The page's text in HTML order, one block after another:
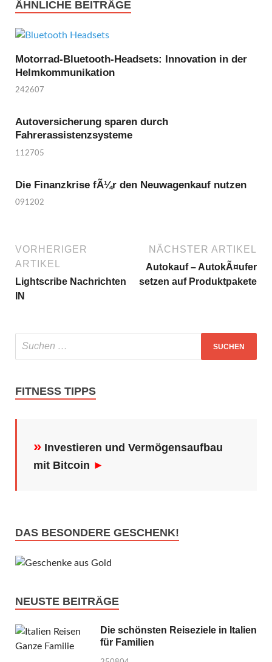
ÄHNLICHE BEITRÄGE
Motorrad-Bluetooth-Headsets: Innovation in der
Helmkommunikation
242607
Autoversicherung sparen durch
Fahrerassistenzsysteme
112705
Die Finanzkrise fÃ¼r den Neuwagenkauf nutzen
091202
VORHERIGER
ARTIKEL
Lightscribe Nachrichten
IN
NÄCHSTER ARTIKEL
Autokauf – AutokÃ¤ufer
setzen auf Produktpakete
FITNESS TIPPS
» Investieren und Vermögensaufbau
mit Bitcoin ►
DAS BESONDERE GESCHENK!
NEUSTE BEITRÄGE
Die schönsten Reiseziele in Italien
für Familien